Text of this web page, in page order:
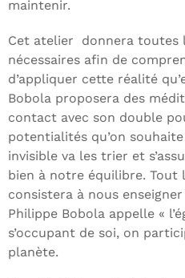
maintenir.
Cet atelier donnera toutes
nécessaires afin de
d’appliquer cette réalité
Bobola proposera des
contact avec son double
potentialités qu’on
invisible va les trier et
bien à notre équilibre. Tout
consistera à nous
Philippe Bobola appelle «
s’occupant de soi, on
planète.